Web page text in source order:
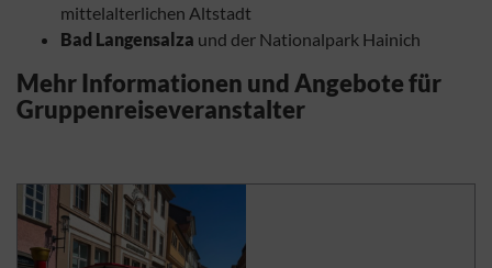
mittelalterlichen Altstadt
Bad Langensalza und der Nationalpark Hainich
Mehr Informationen und Angebote für
Gruppenreiseveranstalter